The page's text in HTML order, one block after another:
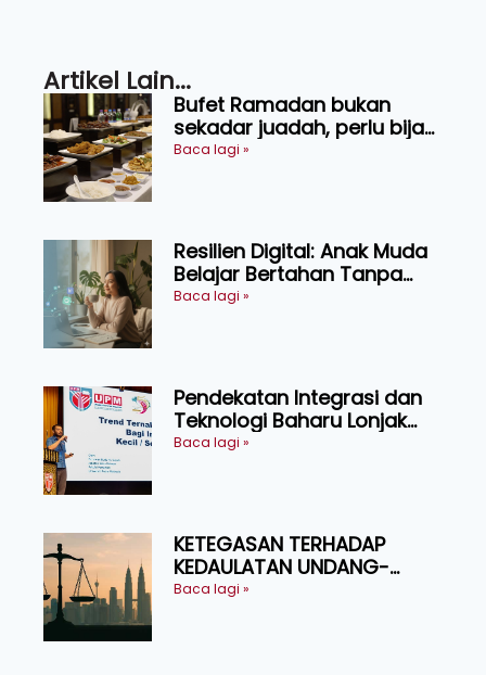
Artikel Lain...
Bufet Ramadan bukan
sekadar juadah, perlu bijak
memilih dan selamat
Baca lagi »
Resilien Digital: Anak Muda
Belajar Bertahan Tanpa
Perlu Menekan Diri
Baca lagi »
Pendekatan Integrasi dan
Teknologi Baharu Lonjak
Produktiviti Ternakan
Baca lagi »
KETEGASAN TERHADAP
KEDAULATAN UNDANG-
UNDANG ASAS KEPADA
Baca lagi »